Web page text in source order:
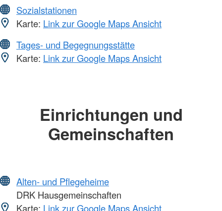
Sozialstationen
Karte: Link zur Google Maps Ansicht
Tages- und Begegnungsstätte
Karte: Link zur Google Maps Ansicht
Einrichtungen und
Gemeinschaften
Alten- und Pflegeheime
DRK Hausgemeinschaften
Karte: Link zur Google Maps Ansicht